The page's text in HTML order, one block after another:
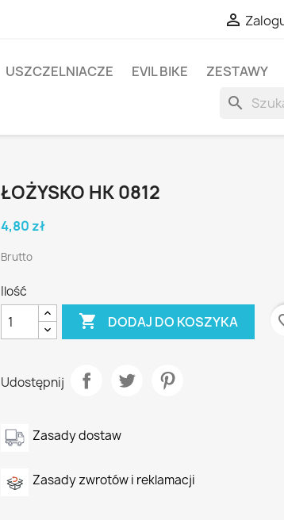

USZCZELNIACZE EVIL BIKE ZESTAWY
search
ŁOŻYSKO HK 0812
4,80 zł
Brutto
Ilość
 DODAJ DO KOSZYKA
Udostępnij
Zasady dostaw
Zasady zwrotów i reklamacji